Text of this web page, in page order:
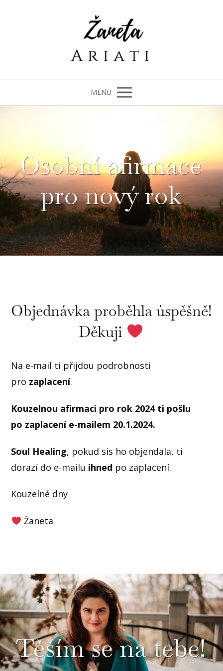
MENU
Osobní afirmace
pro nový rok
Objednávka proběhla úspěšně!
Děkuji
Na e-mail ti přijdou podrobnosti
pro zaplacení.
Kouzelnou afirmaci pro rok 2024 ti pošlu
po zaplacení e-mailem 20.1.2024.
Soul Healing, pokud sis ho objendala, ti
dorazí do e-mailu ihned po zaplacení.
Kouzelné dny
Žaneta
Těším se na tebe!